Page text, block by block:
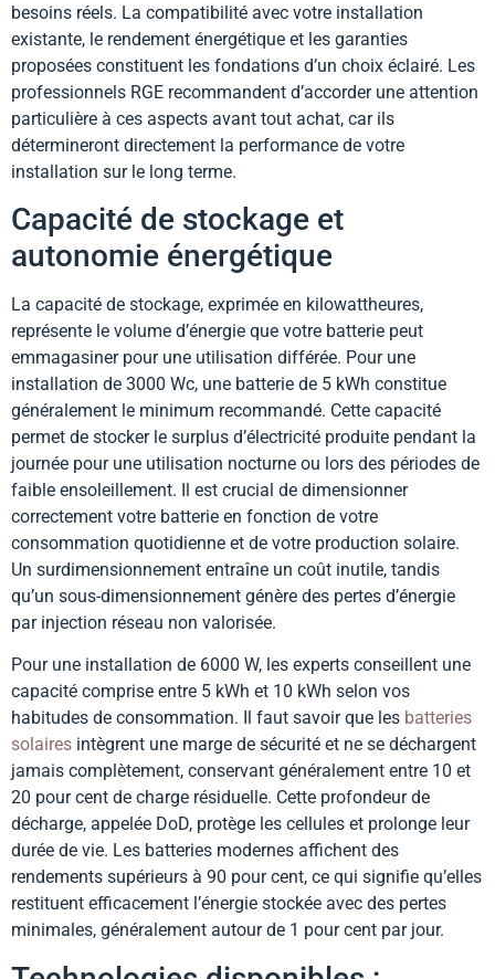
besoins réels. La compatibilité avec votre installation
existante, le rendement énergétique et les garanties
proposées constituent les fondations d’un choix éclairé. Les
professionnels RGE recommandent d’accorder une attention
particulière à ces aspects avant tout achat, car ils
détermineront directement la performance de votre
installation sur le long terme.
Capacité de stockage et
autonomie énergétique
La capacité de stockage, exprimée en kilowattheures,
représente le volume d’énergie que votre batterie peut
emmagasiner pour une utilisation différée. Pour une
installation de 3000 Wc, une batterie de 5 kWh constitue
généralement le minimum recommandé. Cette capacité
permet de stocker le surplus d’électricité produite pendant la
journée pour une utilisation nocturne ou lors des périodes de
faible ensoleillement. Il est crucial de dimensionner
correctement votre batterie en fonction de votre
consommation quotidienne et de votre production solaire.
Un surdimensionnement entraîne un coût inutile, tandis
qu’un sous-dimensionnement génère des pertes d’énergie
par injection réseau non valorisée.
Pour une installation de 6000 W, les experts conseillent une
capacité comprise entre 5 kWh et 10 kWh selon vos
habitudes de consommation. Il faut savoir que les batteries
solaires intègrent une marge de sécurité et ne se déchargent
jamais complètement, conservant généralement entre 10 et
20 pour cent de charge résiduelle. Cette profondeur de
décharge, appelée DoD, protège les cellules et prolonge leur
durée de vie. Les batteries modernes affichent des
rendements supérieurs à 90 pour cent, ce qui signifie qu’elles
restituent efficacement l’énergie stockée avec des pertes
minimales, généralement autour de 1 pour cent par jour.